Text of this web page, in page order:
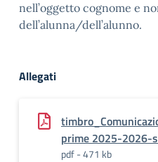
nell’oggetto cognome e
dell’alunna/dell’alunno.
Allegati
prime 2025-2026-
pdf - 471 kb